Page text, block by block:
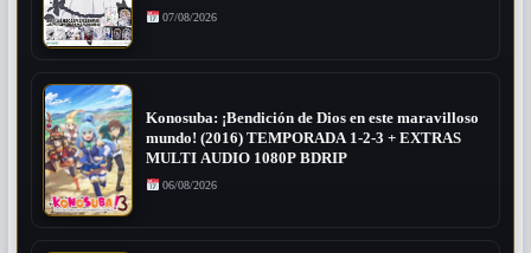
07/08/2026
Konosuba: ¡Bendición de Dios en este maravilloso
mundo! (2016) TEMPORADA 1-2-3 + EXTRAS
MULTI AUDIO 1080P BDRIP
06/08/2026